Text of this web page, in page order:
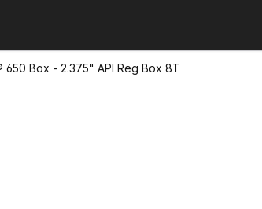
Box - 2.375" API Reg Box 8T